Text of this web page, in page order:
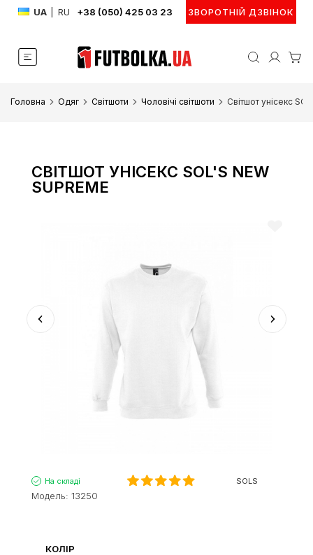
UA RU +38 (050) 425 03 23 ЗВОРОТНІЙ ДЗВІНОК
Головна Одяг Світшоти Чоловічі світшоти Світшот унісекс
СВІТШОТ УНІСЕКС SOL'S NEW
SUPREME
На складі SOLS
Модель: 13250
КОЛІР